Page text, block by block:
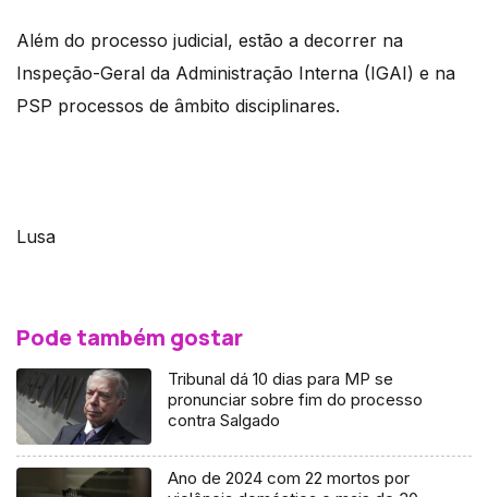
Além do processo judicial, estão a decorrer na
Inspeção-Geral da Administração Interna (IGAI) e na
PSP processos de âmbito disciplinares.
Lusa
Pode também gostar
Tribunal dá 10 dias para MP se
pronunciar sobre fim do processo
contra Salgado
Ano de 2024 com 22 mortos por